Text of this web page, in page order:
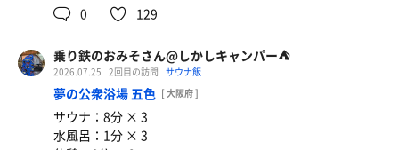
相変わらず玉子2個半熟(今日はちょい堅焼きでしたがそれ
朝はやっぱりこれですわ(なんか一昨日もGSSで似たような
事言うたな🤣)
で、腹パン(*°∀、°*)になったけど今日はまだ時間ありあ
りなので一旦カプセル💊に戻ってQK。
あ、さっき西山さんとすれ違ったなぁ。
時間的にもカプセル💊にイケるので5階へ。下段指定でき
たのがありがたい。やっぱり早く来てよかったわぉ🤣
で、大阪からのドライブ疲れあったんだろうね。ふつうに
永眠していた🤣🤣🤣
……起きた(*ｐω-)｡O゜…時間は17時。晩メッシ食いに蘭
一般にも解放されていて、寝るだけなら全然問題なし。メ
しかし夜も暑かった(￣▽￣;)
朝は寝汗を大浴場で流したらにんたまラーメンで朝メシ食
って腹が落ち着いたら岐阜へ向かいます🚗💨
寝屋川から高槻へ。高槻インターから高速乗ってゆっくり
名神と東海環状道を走って岐阜インターで降ります。
0 129
乗り鉄のおみそさん@しかしキャンパー⛺
2026.07.25 2回目の訪問 サウナ飯
夢の公衆浴場 五色 [ 大阪府 ]
サウナ：8分 × 3
水風呂：1分 × 3